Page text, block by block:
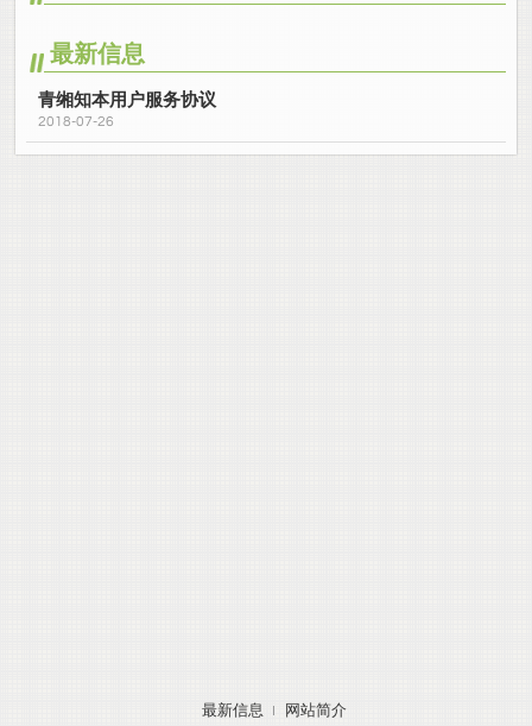
最新信息
青缃知本用户服务协议
2018-07-26
最新信息 网站简介